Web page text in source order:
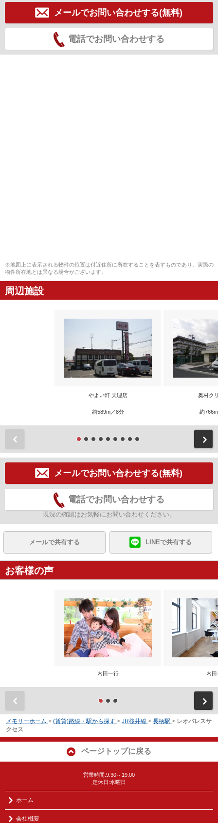
メールでお問い合わせする(無料)
電話でお問い合わせする
※地図上に表示される物件の位置は付近住所に所在することを表すものであり、実際の
物件所在地とは異なる場合がございます。
周辺施設
やよい軒 天理店
約589m／8分
奥村ク
約
メールでお問い合わせする(無料)
電話でお問い合わせする
現況の確認はお気軽にお問い合わせください。
メールで共有する LINEで共有する
お客様の声
内田一行 内
メモリーホーム > (賃貸)路線・駅から探す > JR桜井線 > 長柄駅 > レオパレスサ
クセス
ページトップに戻る
営業時間:9:30～19:00
定休日:水曜日
ホーム
会社概要